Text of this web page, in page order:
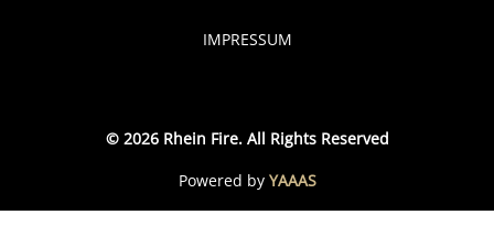
© 2026 Rhein Fire. All Rights Reserved
IMPRESSUM
Powered by YAAAS